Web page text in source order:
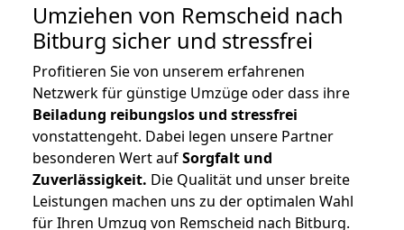
Umziehen von Remscheid nach
Bitburg sicher und stressfrei
Profitieren Sie von unserem erfahrenen
Netzwerk für günstige Umzüge oder dass ihre
Beiladung reibungslos und stressfrei
vonstattengeht. Dabei legen unsere Partner
besonderen Wert aufSorgfalt und
Zuverlässigkeit. Die Qualität und unser breite
Leistungen machen uns zu der optimalen Wahl
für Ihren Umzug von Remscheid nach Bitburg.